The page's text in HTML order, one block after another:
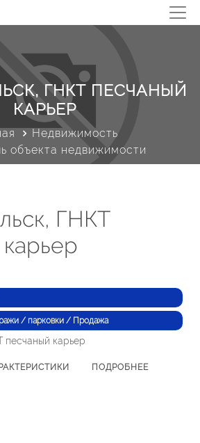
ГНКТ ПЕСЧАНЫЙ
КАРЬЕР
Недвижимость
объекта недвижимости
ГНКТ
/ парковки / Продажа
песчаный карьер
ПОДРОБНЕЕ